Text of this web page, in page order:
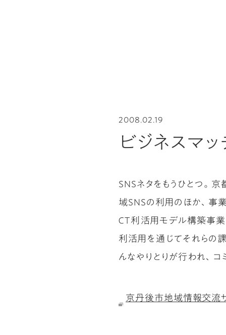
2008.02.19
ビジネスマ
SNSネタをもうひとつ。
域SNSの利用のほか、事
ＣＴ利活用モデル構築事
利活用を通じてそれらの
んなやりとりが行われ、コ
京丹後市地域情報交流サ